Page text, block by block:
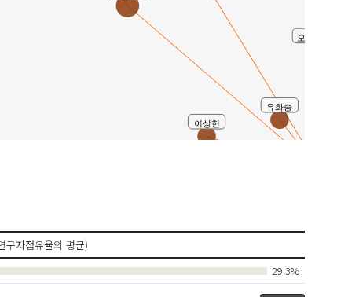
서영석(Young Seok Seo)
오정희
유화승
이상헌
홍지영
구자점유율의 평균)
29.3%